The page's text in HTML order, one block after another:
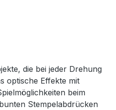
die bei jeder Drehung
optische Effekte mit
beim
Stempelabdrücken